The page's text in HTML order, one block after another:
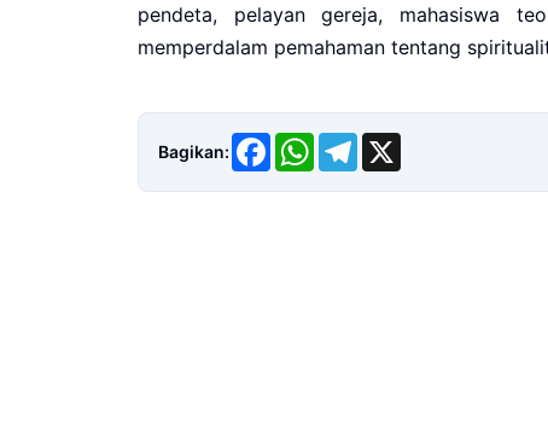
pendeta, pelayan gereja, mahasiswa
memperdalam pemahaman tentang
Bagikan: FacebookWhatsApp
Telegram